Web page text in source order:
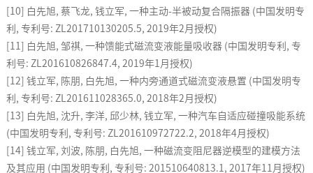
[10]
白先旭, 蔡飞龙, 钱立军, 一种主动-半被动复合隔振器(中国发明专
利 , 专利号: ZL201710130205.5, 2019年2 月授权)
[11]
白先旭, 邹祺, 一种馈能式磁流变液能量吸收器(中国发明专利 , 专
利号: ZL201610826847.4, 2019年1 月授权)
[12] 钱立军, 陈朋 , 白先旭, 一种内旁通道式磁流变液悬置 (中国发明专
利 , 专利号: ZL201611028365.0, 2018年2 月授权)
[13]
白先旭, 沈升, 李洋, 邱少林, 钱立军, 一种汽车自适应碰撞吸能系统
(中国发明专利 , 专利号: ZL201610972722.2, 2018年4月授权)
[14] 钱立军, 刘波, 陈朋 , 白先旭, 一种磁流变阻尼器逆模型的建模方法
及其应用 (中国发明专利 , 专利号: 201510640813.1, 2017年11 月授权)